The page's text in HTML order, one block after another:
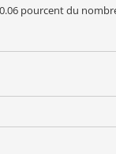
pourcent du